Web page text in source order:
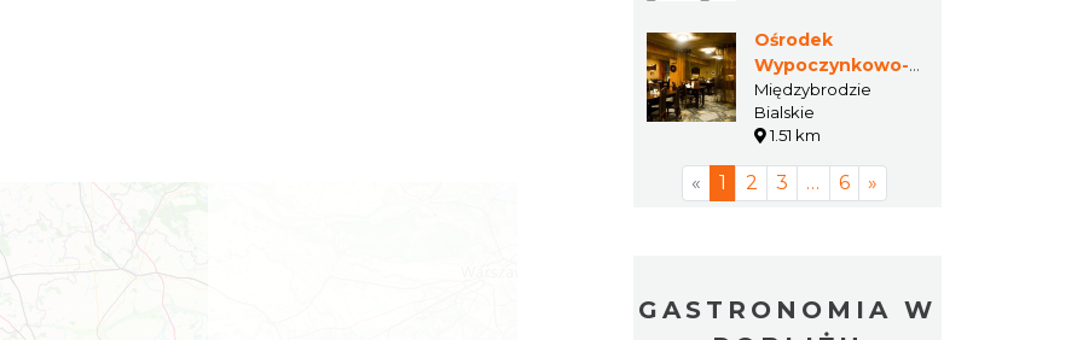
Ośrodek
Wypoczynkowo-
Rekreacyjny
Silesia
Międzybrodzie
Bialskie
1.51 km
« 1 2 3 … 6 »
GASTRONOMIA W